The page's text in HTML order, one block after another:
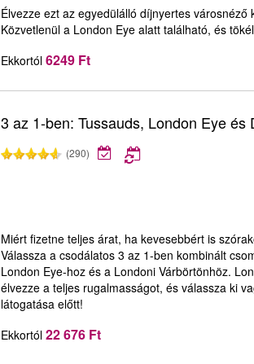
Élvezze ezt az egyedülálló díjnyertes
Közvetlenül a London Eye alatt található, és
Ekkortól 6249 Ft
3 az 1-ben: Tussauds, London Eye és
(290)
Miért fizetne teljes árat, ha kevesebbért is
Válassza a csodálatos 3 az 1-ben kombinált
London Eye-hoz és a Londoni Várbörtönhöz.
élvezze a teljes rugalmasságot, és válassza ki
látogatása előtt!
Ekkortól 22 676 Ft